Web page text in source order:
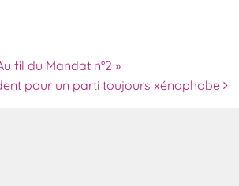
articles
fil du Mandat n°2 »
pour un parti toujours xénophobe